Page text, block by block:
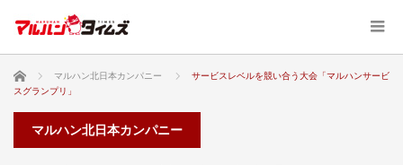
ホーム マルハン北日本カンパニー
サービスレベルを競い合う大会「マルハンサービ
スグランプリ」
マルハン北日本カンパニー